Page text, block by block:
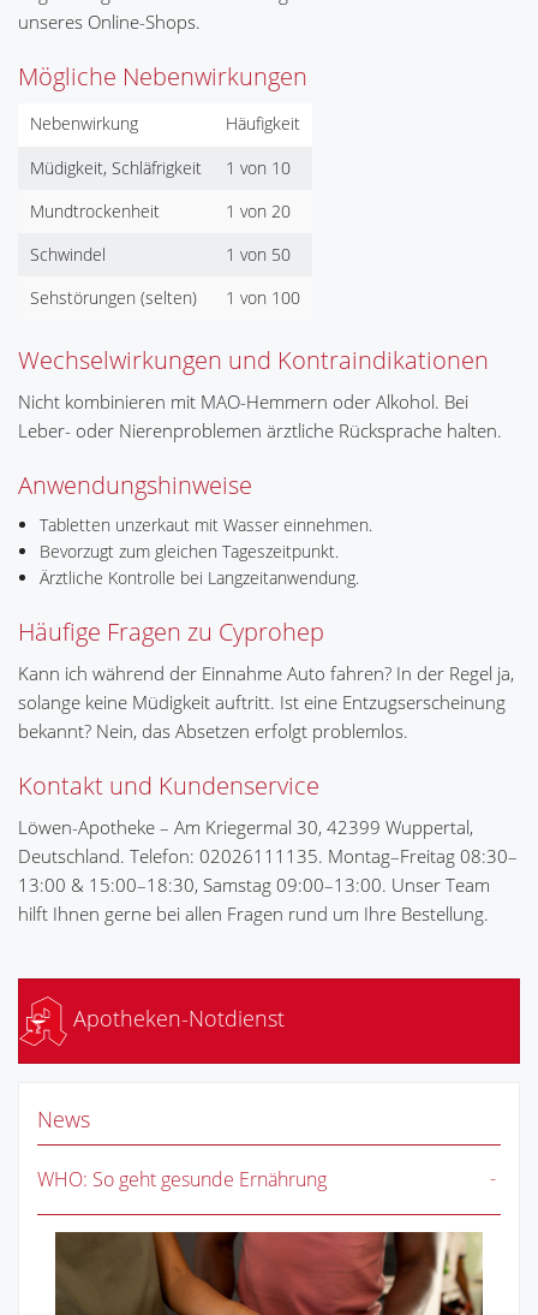
unseres Online-Shops.
Mögliche Nebenwirkungen
Nebenwirkung
Häufigkeit
Müdigkeit, Schläfrigkeit
1 von 10
Mundtrockenheit
1 von 20
Schwindel
1 von 50
Sehstörungen (selten)
1 von 100
Wechselwirkungen und Kontraindikationen
Nicht kombinieren mit MAO-Hemmern oder Alkohol. Bei
Leber- oder Nierenproblemen ärztliche Rücksprache halten.
Anwendungshinweise
Tabletten unzerkaut mit Wasser einnehmen.
Bevorzugt zum gleichen Tageszeitpunkt.
Ärztliche Kontrolle bei Langzeitanwendung.
Häufige Fragen zu Cyprohep
Kann ich während der Einnahme Auto fahren? In der Regel ja,
solange keine Müdigkeit auftritt. Ist eine Entzugserscheinung
bekannt? Nein, das Absetzen erfolgt problemlos.
Kontakt und Kundenservice
Löwen-Apotheke – Am Kriegermal 30, 42399 Wuppertal,
Deutschland. Telefon: 02026111135. Montag–Freitag 08:30–
13:00 & 15:00–18:30, Samstag 09:00–13:00. Unser Team
hilft Ihnen gerne bei allen Fragen rund um Ihre Bestellung.
Apotheken-Notdienst
News
WHO: So geht gesunde Ernährung